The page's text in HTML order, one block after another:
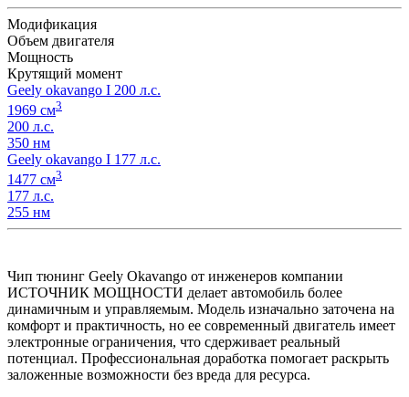
Модификация
Объем двигателя
Мощность
Крутящий момент
Geely okavango I 200 л.с.
1969 см3
200 л.с.
350 нм
Geely okavango I 177 л.с.
1477 см3
177 л.с.
255 нм
Чип тюнинг Geely Okavango от инженеров компании
ИСТОЧНИК МОЩНОСТИ делает автомобиль более
динамичным и управляемым. Модель изначально заточена на
комфорт и практичность, но ее современный двигатель имеет
электронные ограничения, что сдерживает реальный
потенциал. Профессиональная доработка помогает раскрыть
заложенные возможности без вреда для ресурса.